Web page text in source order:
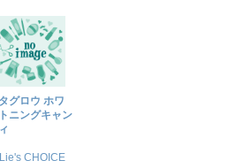
グロウ ホワ
ニングキャン
CHOICE